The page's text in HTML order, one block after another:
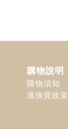
購物說明
購物須知
退換貨政策